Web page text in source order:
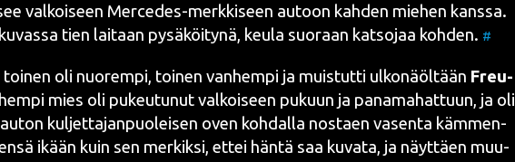
val­koi­seen Merce­des-merk­ki­seen autoon kah­den mie­hen kans­sa.
tien lai­taan pysä­köi­ty­nä, keu­la suo­raan kat­so­jaa koh­den. #
toi­nen oli nuo­rem­pi, toi­nen van­hem­pi ja muis­tut­ti ulko­näöl­tään Freu­
mies oli pukeu­tu­nut val­koi­seen pukuun ja pana­ma­hat­tuun, ja oli
kul­jet­ta­jan­puo­lei­sen oven koh­dal­la nos­taen vasen­ta käm­men­
ikään kuin sen mer­kik­si, ettei hän­tä saa kuva­ta, ja näyt­täen muu­